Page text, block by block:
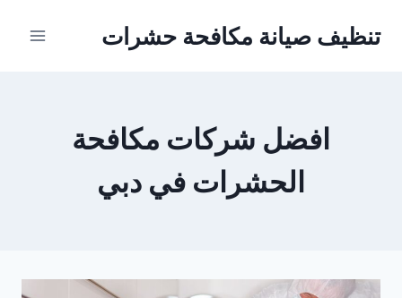
تنظيف صيانة مكافحة حشرات
افضل شركات مكافحة
الحشرات في دبي